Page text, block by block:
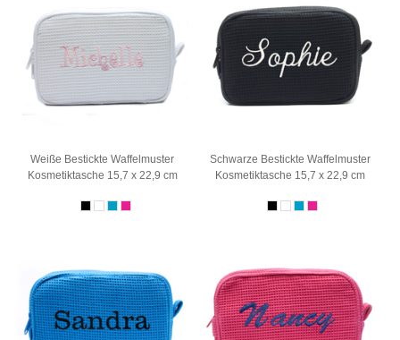
Weiße Bestickte Waffelmuster
Kosmetiktasche 15,7 x 22,9 cm
Schwarze Bestickte Waffelmuster
Kosmetiktasche 15,7 x 22,9 cm